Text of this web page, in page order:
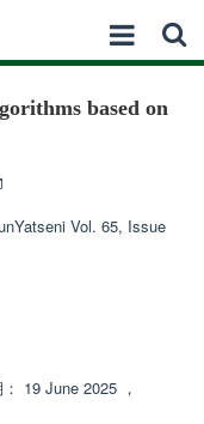
based on
Vol. 65, Issue
19 June 2025 ，